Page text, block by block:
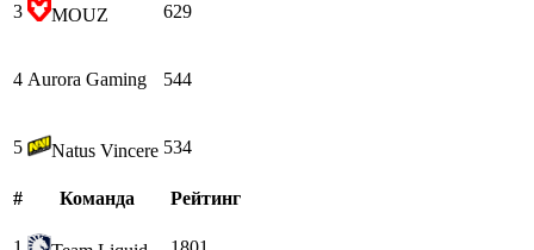
3 MOUZ 629
4 Aurora Gaming 544
5 Natus Vincere 534
# Команда Рейтинг